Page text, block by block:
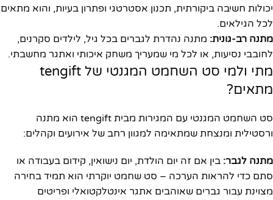
יכולות חשיבה ביקורתית, תכנון אסטרטגי ופתרון בעיות, והוא מתאים
לכל הגילאים.
מתנה רב-גונית: מתנה נהדרת לגברים בכל גיל, לילדים סקרנים,
לחובבי נסיעות, או לכל מי שמעריך משחק איכותי ואתגר מחשבתי.
מתי ולמי סט השחמט המגנטי של tengift
מתאים?
סט השחמט המגנטי עם המגירות מבית tengift הוא מתנה
ורסטילית ומנצחת שמתאימה למגוון רחב של אירועים וקהלים:
מתנה לגבר: בין אם זה יום הולדת, יום נישואין, קידום בעבודה או
סתם כדי להראות הערכה – סט שחמט יוקרתי הוא תמיד בחירה
מצוינת עבור גברים שאוהבים אתגר אינטלקטואלי ופריטים